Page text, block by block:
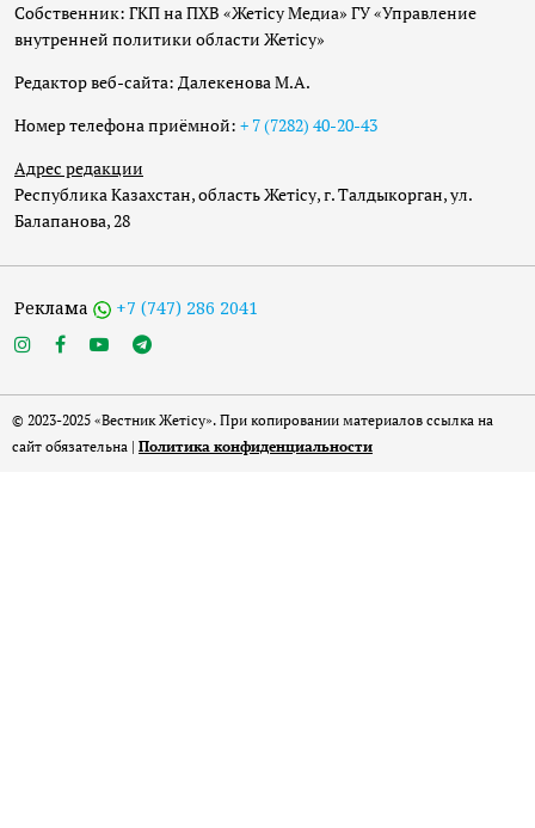
Собственник: ГКП на ПХВ «Жетісу Медиа» ГУ «Управление
внутренней политики области Жетісу»
Редактор веб-сайта: Далекенова М.А.
Номер телефона приёмной: + 7 (7282) 40-20-43
Адрес редакции
Республика Казахстан, область Жетісу, г. Талдыкорган, ул.
Балапанова, 28
Реклама +7 (747) 286 2041
© 2023-2025 «Вестник Жетісу». При копировании материалов ссылка на
сайт обязательна | Политика конфиденциальности